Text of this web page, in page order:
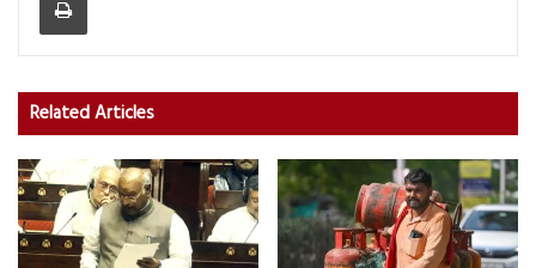
Related Articles